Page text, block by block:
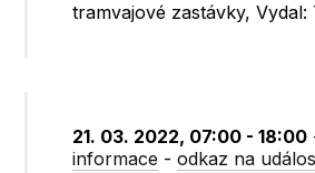
tramvajové zastávky,
21. 03. 2022, 07:00 - 18:00
informace -odkaz na